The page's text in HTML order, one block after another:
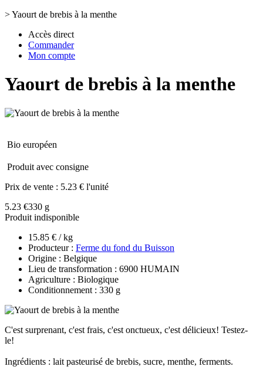
>Yaourt de brebis à la menthe
Accès direct
Commander
Mon compte
Yaourt de brebis à la menthe
Bio européen
Produit avec consigne
Prix de vente : 5.23 € l'unité
5.23 €330 g
Produit indisponible
15.85 € / kg
Producteur : Ferme du fond du Buisson
Origine : Belgique
Lieu de transformation : 6900 HUMAIN
Agriculture : Biologique
Conditionnement : 330 g
C'est surprenant, c'est frais, c'est onctueux, c'est délicieux! Testez-
le!
Ingrédients : lait pasteurisé de brebis, sucre, menthe, ferments.